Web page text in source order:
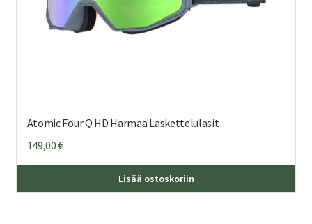
Atomic Four Q HD Harmaa Laskettelulasit
149,00€
Lisää ostoskoriin